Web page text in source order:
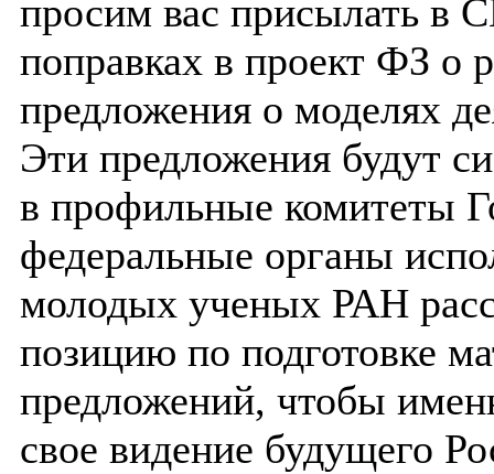
просим вас присылать
поправках в проект ФЗ о
предложения о моделях
Эти предложения будут
в профильные комитеты
федеральные органы
молодых ученых РАН
позицию по подготовке
предложений, чтобы
свое видение будущего